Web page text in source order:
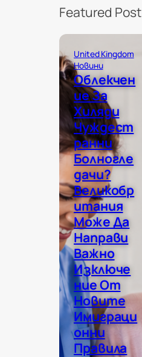
Featured Post
United Kingdom
Новини
Облекчен
Ие За
Хиляди
Чуждест
Ранни
Болногле
Дачи?
Великобр
Итания
Може Да
Направи
Важно
Изключе
Ние От
Новите
Имиграци
Онни
Правила